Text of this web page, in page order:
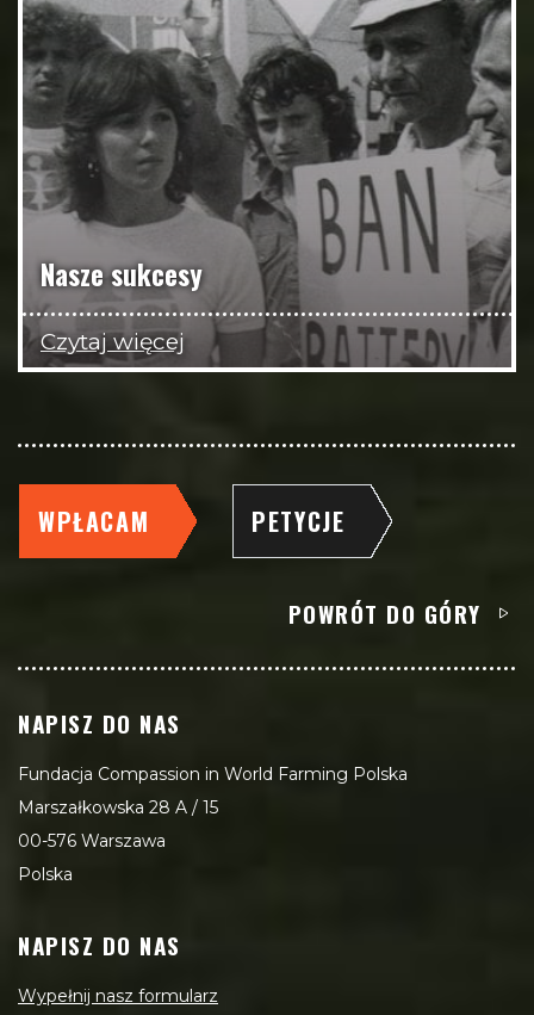
Nasze sukcesy
Czytaj więcej
WPŁACAM PETYCJE
POWRÓT DO GÓRY
NAPISZ DO NAS
Fundacja Compassion in World Farming Polska
Marszałkowska 28 A / 15
00-576 Warszawa
Polska
NAPISZ DO NAS
Wypełnij nasz formularz